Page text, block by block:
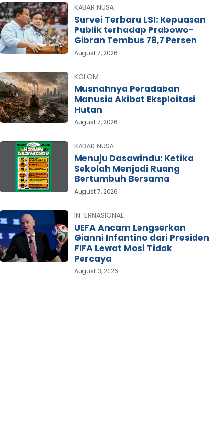
KABAR NUSA
Survei Terbaru LSI: Kepuasan
Publik terhadap Prabowo-
Gibran Tembus 78,7 Persen
August 7, 2026
KOLOM
Musnahnya Peradaban
Manusia Akibat Eksploitasi
Hutan
August 7, 2026
KABAR NUSA
Menuju Dasawindu: Ketika
Sekolah Menjadi Ruang
Bertumbuh Bersama
August 7, 2026
INTERNASIONAL
UEFA Ancam Lengserkan
Gianni Infantino dari Presiden
FIFA Lewat Mosi Tidak
Percaya
August 3, 2026